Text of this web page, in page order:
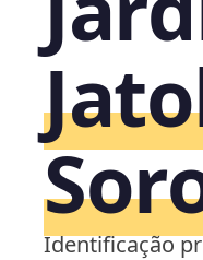
Identificação